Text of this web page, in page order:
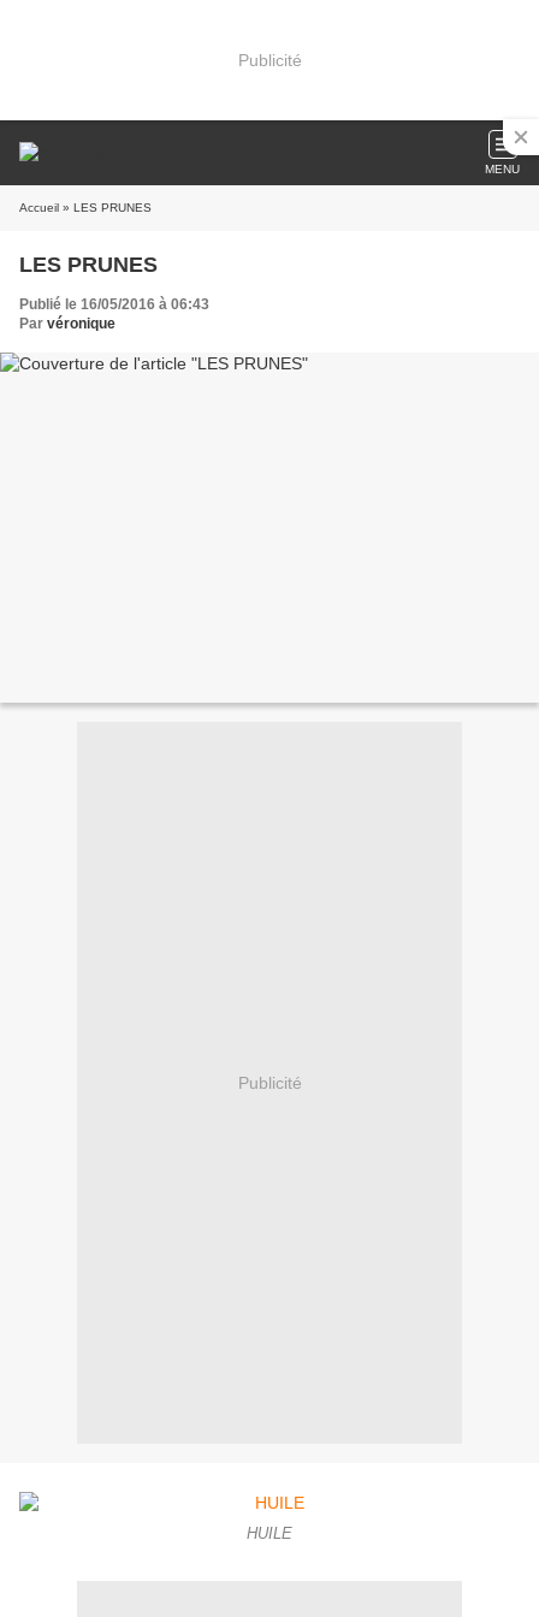
Publicité
MENU
Accueil » LES PRUNES
LES PRUNES
Publié le 16/05/2016 à 06:43
Par véronique
Publicité
HUILE